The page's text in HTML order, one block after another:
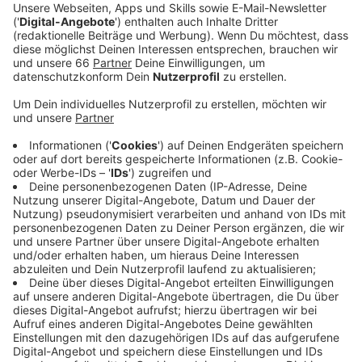
Veröffentlicht:Freitag, 29.11.2019 16:12
Anzeige
Die Hoffenheimer spielen bisher eine gute Saison und
liegen als Achter nur knapp hinter den
Europapokalplätzen. Trotzdem fordert Fortuna-Trainer
Friedhelm Funkel von seiner Mannschaft einen
mutigen Auftritt.
Anzeige